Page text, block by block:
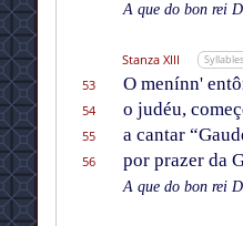
A que do bon rei
Stanza XIII Syllables
53 O menínn'
54
o judéu,
55
a cantar
56
por prazer da
A que do bon rei